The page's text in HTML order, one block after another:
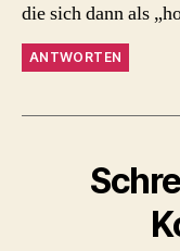
die sich dann als
ANTWORTEN